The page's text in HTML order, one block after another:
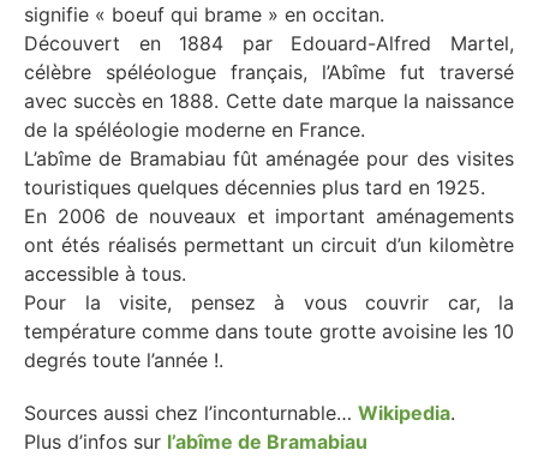
signifie « boeuf qui brame » en occitan.
Découvert en 1884 par Edouard-Alfred Martel,
célèbre spéléologue français, l’Abîme fut traversé
avec succès en 1888. Cette date marque la naissance
de la spéléologie moderne en France.
L’abîme de Bramabiau fût aménagée pour des visites
touristiques quelques décennies plus tard en 1925.
En 2006 de nouveaux et important aménagements
ont étés réalisés permettant un circuit d’un kilomètre
accessible à tous.
Pour la visite, pensez à vous couvrir car, la
température comme dans toute grotte avoisine les 10
degrés toute l’année !.
Sources aussi chez l’inconturnable… Wikipedia.
Plus d’infos sur l’abîme de Bramabiau